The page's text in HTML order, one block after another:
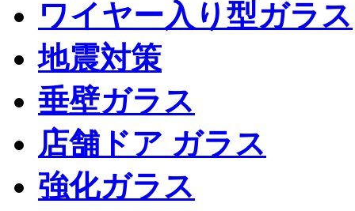
ワイヤー入り型ガラス
地震対策
垂壁ガラス
店舗ドア ガラス
強化ガラス